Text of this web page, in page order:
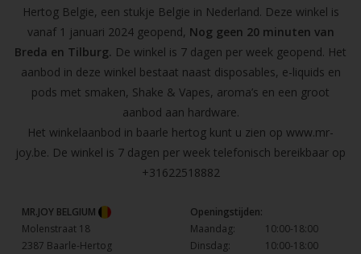
Hertog Belgie, een stukje Belgie in Nederland. Deze winkel is
vanaf 1 januari 2024 geopend, Nog geen 20 minuten van
Breda en Tilburg. De winkel is 7 dagen per week geopend. Het
aanbod in deze winkel bestaat naast disposables, e-liquids en
pods met smaken, Shake & Vapes, aroma’s en een groot
aanbod aan hardware.
Het winkelaanbod in baarle hertog kunt u zien op www.mr-
joy.be. De winkel is 7 dagen per week telefonisch bereikbaar op
+31622518882
MR.JOY BELGIUM
Molenstraat 18
2387 Baarle-Hertog
Openingstijden:
Maandag:
10:00-18:00
Dinsdag:
10:00-18:00